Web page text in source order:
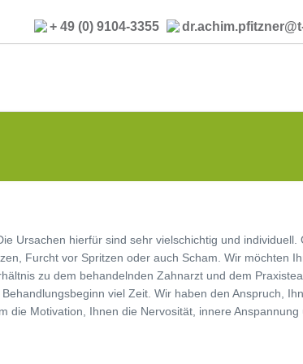
+ 49 (0) 9104-3355
Ursachen hierfür sind sehr vielschichtig und individuell.
Furcht vor Spritzen oder auch Scham. Wir möchten
zu dem behandelnden Zahnarzt und dem
viel Zeit. Wir haben den Anspruch,
Motivation, Ihnen die Nervosität, innere Anspannung